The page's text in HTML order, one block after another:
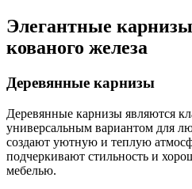
Элегантные
кованого железа
Деревянные карнизы
Деревянные карнизы являются
универсальным вариантом для
создают уютную и теплую
подчеркивают стильность и
мебелью.